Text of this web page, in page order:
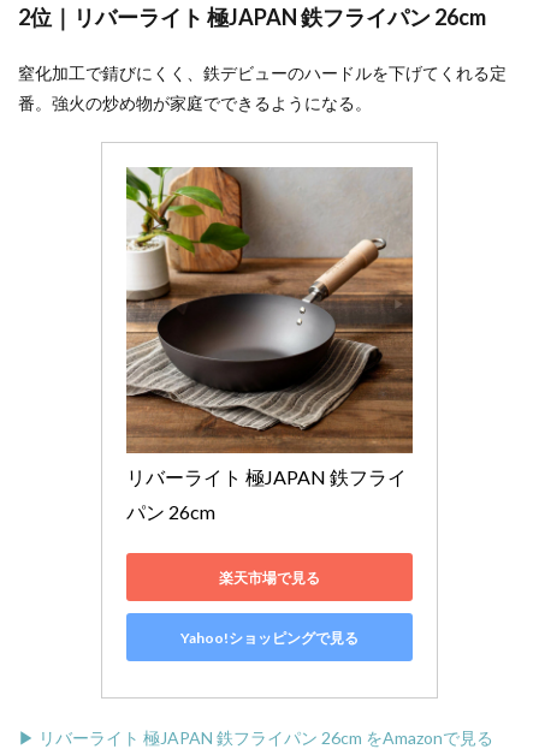
2位｜リバーライト 極JAPAN 鉄フライパン 26cm
窒化加工で錆びにくく、鉄デビューのハードルを下げてくれる定
番。強火の炒め物が家庭でできるようになる。
リバーライト 極JAPAN 鉄フライ
パン 26cm
楽天市場で見る
Yahoo!ショッピングで見る
▶ リバーライト 極JAPAN 鉄フライパン 26cm をAmazonで見る